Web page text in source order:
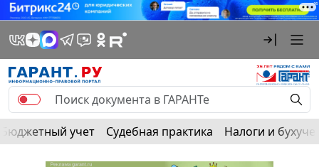
Бюджетный учет Судебная практика Налоги и